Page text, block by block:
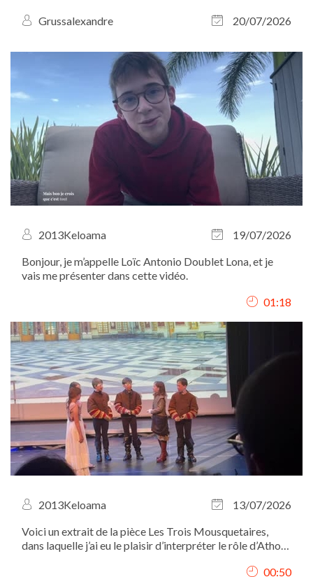
Grussalexandre 20/07/2026
2013Keloama
19/07/2026
Bonjour, je m’appelle Loïc Antonio Doublet Lona, et je
vais me présenter dans cette vidéo.
01:18
2013Keloama
13/07/2026
Voici un extrait de la pièce Les Trois Mousquetaires,
dans laquelle j’ai eu le plaisir d’interpréter le rôle d’Athos.
00:50